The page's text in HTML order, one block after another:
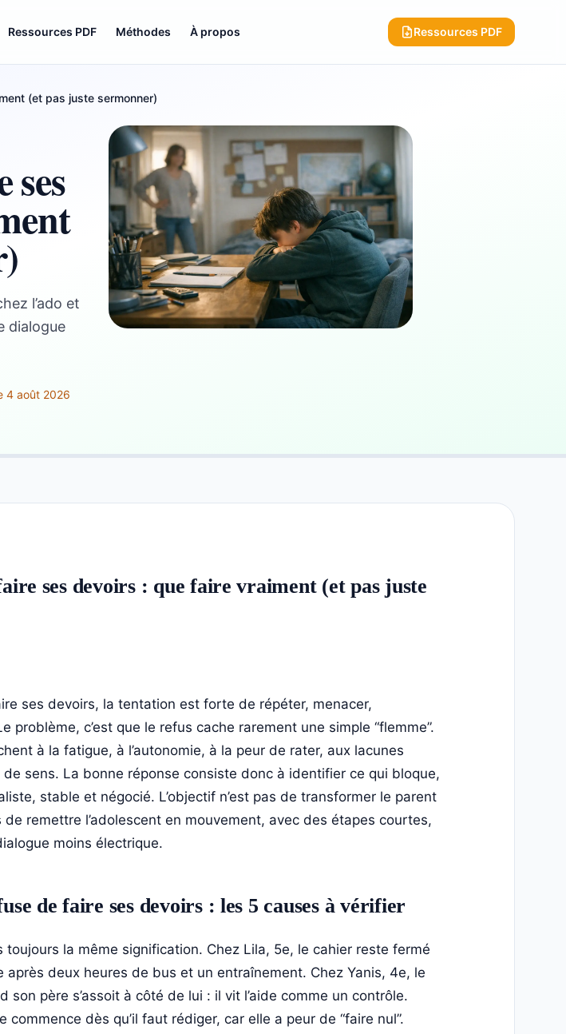
Ressources PDF Méthodes À propos Ressources PDF
(et pas juste sermonner)
ses
l’ado et
dialogue
4 août 2026
ses devoirs : que faire vraiment (et pas juste
ses devoirs, la tentation est forte de répéter, menacer,
problème, c’est que le refus cache rarement une simple “flemme”.
à la fatigue, à l’autonomie, à la peur de rater, aux lacunes
sens. La bonne réponse consiste donc à identifier ce qui bloque,
stable et négocié. L’objectif n’est pas de transformer le parent
remettre l’adolescent en mouvement, avec des étapes courtes,
moins électrique.
de faire ses devoirs : les 5 causes à vérifier
toujours la même signification. Chez Lila, 5e, le cahier reste fermé
après deux heures de bus et un entraînement. Chez Yanis, 4e, le
son père s’assoit à côté de lui : il vit l’aide comme un contrôle.
commence dès qu’il faut rédiger, car elle a peur de “faire nul”.